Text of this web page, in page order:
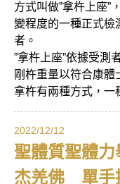
方式叫做”拿杵上座”
變程度的一種正式檢
者。
”拿杵上座”依據受測
剛杵重量以符合康體
拿杵有兩種方式，一
2022/12/12
聖體質聖體
杰羌佛 單手